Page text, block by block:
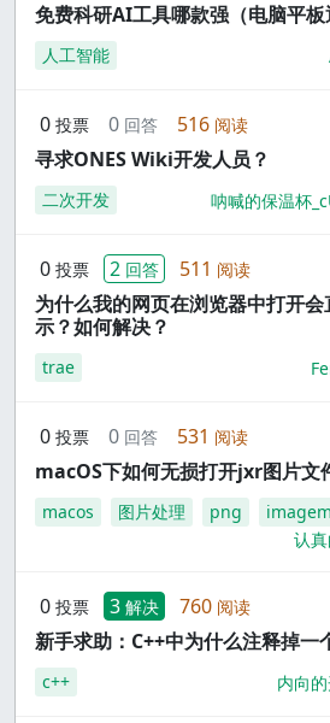
免费科研AI工具哪款强（电脑平板
人工智能
0 投票 0 回答 516 阅读
寻求ONES Wiki开发人员？
二次开发 呐喊的保温杯
0 投票 2 回答 511 阅读
为什么我的网页在浏览器中打开
示？如何解决？
trae
0 投票 0 回答 531 阅读
macOS下如何无损打开jxr图片文
macos 图片处理 png
认
0 投票 3 解决 760 阅读
新手求助：C++中为什么注释掉
c++ 内向